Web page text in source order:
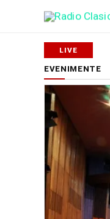
EVENIMENTE